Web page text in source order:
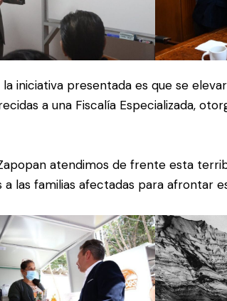
iniciativa presentada es que se
a una Fiscalía Especializada,
atendimos de frente esta
a las familias afectadas para afrontar